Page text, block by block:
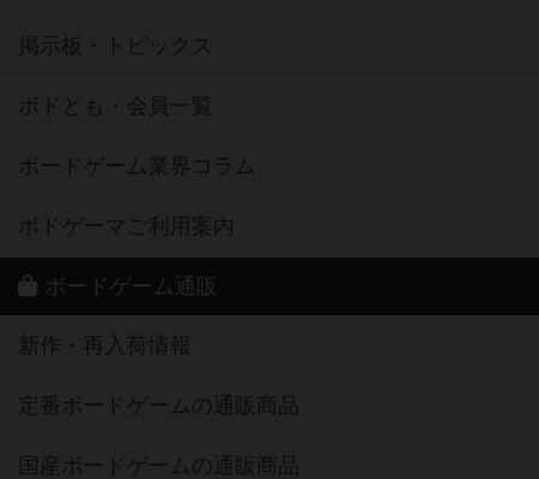
掲示板・トピックス
ボドとも・会員一覧
ボードゲーム業界コラム
ボドゲーマご利用案内
ボードゲーム通販
新作・再入荷情報
定番ボードゲームの通販商品
国産ボードゲームの通販商品